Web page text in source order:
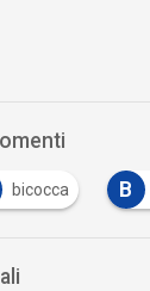
bicocca B